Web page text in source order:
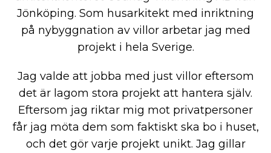
Jönköping. Som husarkitekt med inriktning
på nybyggnation av villor arbetar jag med
projekt i hela Sverige.
Jag valde att jobba med just villor eftersom
det är lagom stora projekt att hantera själv.
Eftersom jag riktar mig mot privatpersoner
får jag möta dem som faktiskt ska bo i huset,
och det gör varje projekt unikt. Jag gillar